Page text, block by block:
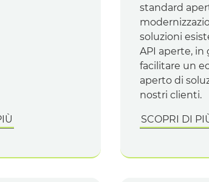
standard
soluzioni
API aperte, in
facilitare un
aperto di
nostri clienti.
SCOPRI DI